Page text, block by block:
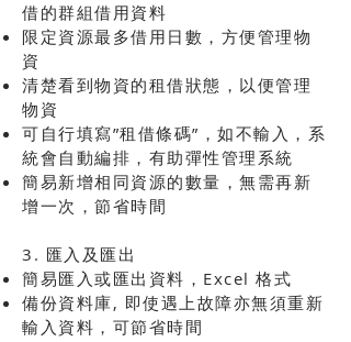
借的群組借用資料
限定資源最多借用日數，方便管理物
資
清楚看到物資的租借狀態，以便管理
物資
可自行填寫”租借條碼”，如不輸入，系
統會自動編排，有助彈性管理系統
簡易新增相同資源的數量，無需再新
增一次，節省時間
3. 匯入及匯出
簡易匯入或匯出資料，Excel 格式
備份資料庫, 即使遇上故障亦無須重新
輸入資料，可節省時間